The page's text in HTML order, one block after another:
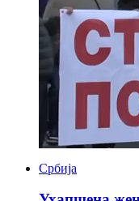
Србија